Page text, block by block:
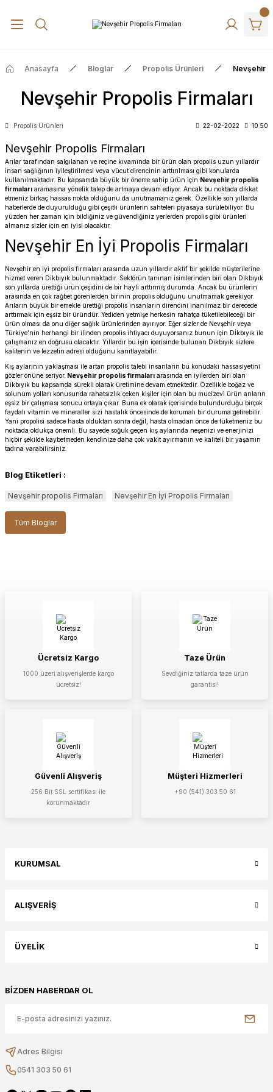
Anasayfa Bloglar Propolis Ürünleri Nevşehir
Nevşehir Propolis Firmaları
Propolis Ürünleri 22-02-2022 10:50
Nevşehir Propolis Firmaları
Arılar tarafından salgılanan ve reçine kıvamında bir ürün olan propolis uzun yıllardır
insan sağlığının iyileştirilmesi veya vücut direncinin arttırılması gibi konularda
kullanılmaktadır. Bu kapsamda büyük bir öneme sahip ürün için Nevşehir propolis
firmaları aramasına yönelik talep de artmaya devam ediyor. Ancak bu noktada dikkat
etmeniz birkaç hassas nokta olduğunu da unutmamanız gerek. Özellikle son yıllarda
haberlerde de duyurulduğu gibi çeşitli ürünlerin sahteleri piyasaya sürülebiliyor. Bu
yüzden her zaman için bildiğiniz ve güvendiğiniz yerlerden propolis gibi ürünleri
almanız sizler için en iyisi olacaktır.
Nevşehir En İyi Propolis Firmaları
Nevşehir en iyi propolis firmaları arasında uzun yıllardır aktif bir şekilde müşterilerine
hizmet veren Dikbıyık bulunmaktadır. Sektörün tanınan isimlerinden biri olan Dikbıyık
son yıllarda ürettiği ürün çeşidini de bir hayli arttırmış durumda. Ancak bu ürünlerin
arasında en çok rağbet görenlerden birinin propolis olduğunu unutmamak gerekiyor.
Arıların büyük bir emekle ürettiği propolis insanların direncini inanılmaz bir derecede
arttırmak için eşsiz bir üründür. Yediden yetmişe herkesin rahatça tüketilebileceği bir
ürün olması da onu diğer sağlık ürünlerinden ayırıyor. Eğer sizler de Nevşehir veya
Türkiye’nin herhangi bir ilinden propolis ihtiyacı duyuyorsanız bunun için Dİkbıyık ile
çalışmanız en doğrusu olacaktır. Yıllardır bu işin içerisinde bulunan Dikbıyık sizlere
kalitenin ve lezzetin adresi olduğunu kanıtlayabilir.
Kış aylarının yaklaşması ile artan propolis talebi insanların bu konudaki hassasiyetini
gözler önüne seriyor. Nevşehir propolis firmaları arasında en iyilerden biri olan
Dikbıyık bu kapsamda sürekli olarak üretimine devam etmektedir. Özellikle boğaz ve
solunum yolları konusunda rahatsızlık çeken kişiler için olan bu mucizevi ürün arıların
eşsiz bir çalışması sonucu ortaya çıkar. Buna ek olarak içerisinde bulundurduğu birçok
faydalı vitamin ve mineraller sizi hastalık öncesinde de korumalı bir duruma getirebilir.
Yani propolisi sadece hasta olduktan sonra değil, hasta olmadan önce de tüketmeniz bu
noktada oldukça önemli. Bu sayede soğuk geçen kış aylarında neşenizi ve enerjinizi
hiçbir şekilde kaybetmeden kendinize daha çok vakit ayırmanın ve kaliteli bir yaşamın
tadına varabilirsiniz.
Blog Etiketleri :
Nevşehir propolis Firmaları Nevşehir En İyi Propolis Firmaları
Tüm Bloglar
Ücretsiz Kargo
1000 üzeri alışverişlerde kargo
ücretsiz!
Taze Ürün
Sevdiğiniz tatlarda taze ürün
garantisi!
Güvenli Alışveriş
256 Bit SSL sertifikası ile
korunmaktadır
Müşteri Hizmerleri
+90 (541) 303 50 61
BİZDEN HABERDAR OL
Adres Bilgisi
0541 303 50 61
KURUMSAL
ALIŞVERİŞ
ÜYELİK